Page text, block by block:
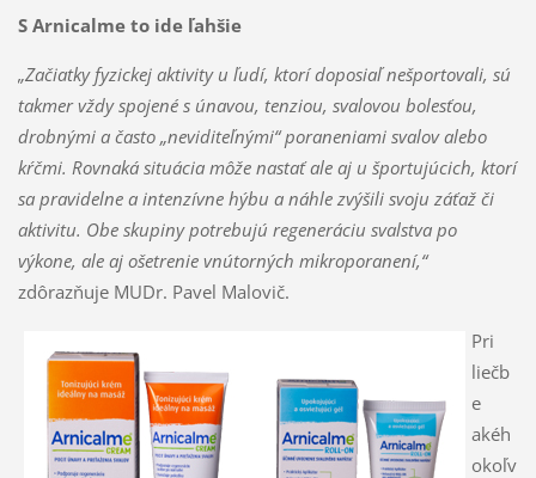
S Arnicalme to ide ľahšie
„Začiatky fyzickej aktivity u ľudí, ktorí doposiaľ nešportovali, sú
takmer vždy spojené s únavou, tenziou, svalovou bolesťou,
drobnými a často „neviditeľnými“ poraneniami svalov alebo
kŕčmi. Rovnaká situácia môže nastať ale aj u športujúcich, ktorí
sa pravidelne a intenzívne hýbu a náhle zvýšili svoju záťaž či
aktivitu. Obe skupiny potrebujú regeneráciu svalstva po
výkone, ale aj ošetrenie vnútorných mikroporanení,“
zdôrazňuje MUDr. Pavel Malovič.
Pri
liečb
e
akéh
okoľv